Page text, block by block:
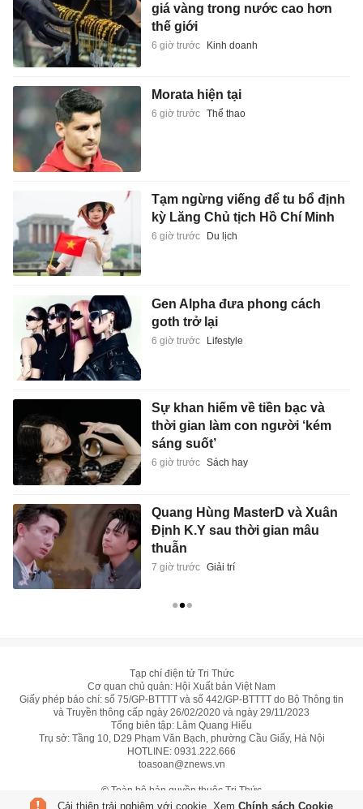
giá vàng trong nước cao hơn
thế giới
6 giờ trước Kinh doanh
Morata hiện tại
6 giờ trước Thể thao
Tạm ngừng viếng để tu bổ định
kỳ Lăng Chủ tịch Hồ Chí Minh
6 giờ trước Du lịch
Gen Alpha đưa phong cách
goth trở lại
6 giờ trước Lifestyle
Sự khan hiếm về tiền bạc và
thời gian làm con người ‘kém
sáng suốt’
6 giờ trước Sách hay
Quang Hùng MasterD và Xuân
Định K.Y sau thời gian mâu
thuẫn
7 giờ trước Giải trí
Tạp chí điện tử Tri Thức
Cơ quan chủ quản: Hội Xuất bản Việt Nam
Giấy phép báo chí: số 75/GP-BTTTT và số 442/GP-BTTTT do Bộ Thông tin
và Truyền thông cấp ngày 26/02/2020 và ngày 29/11/2023
Tổng biên tập: Lâm Quang Hiếu
Trụ sở: Tầng 10, D29 Phạm Văn Bạch, phường Cầu Giấy, Hà Nội
HOTLINE: 0931.222.666
toasoan@znews.vn
© Toàn bộ bản quyền thuộc Tri Thức
Cải thiện trải nghiệm với cookie. Xem Chính sách Cookie